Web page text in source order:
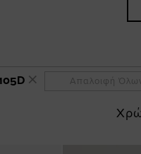
Απαλοιφή